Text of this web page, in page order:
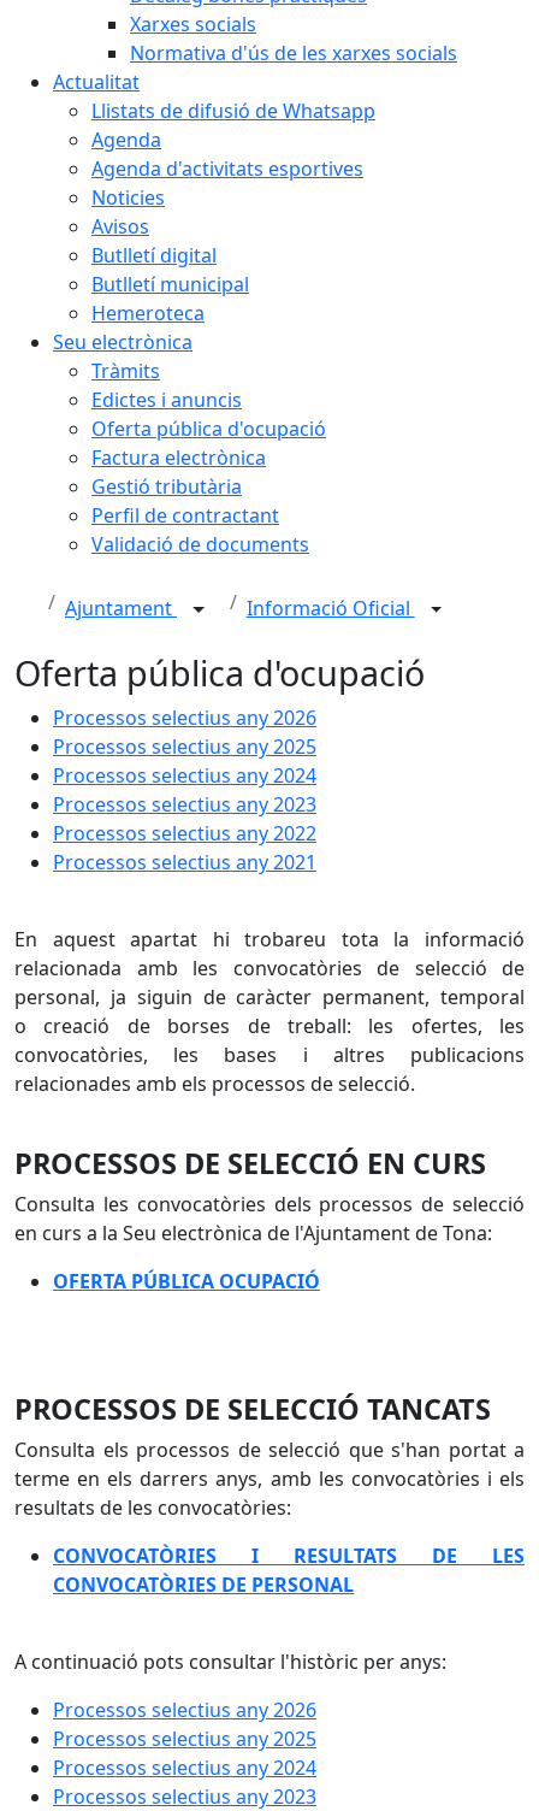
Xarxes socials
Normativa d'ús de les xarxes socials
Actualitat
Llistats de difusió de Whatsapp
Agenda
Agenda d'activitats esportives
Noticies
Avisos
Butlletí digital
Butlletí municipal
Hemeroteca
Seu electrònica
Tràmits
Edictes i anuncis
Oferta pública d'ocupació
Factura electrònica
Gestió tributària
Perfil de contractant
Validació de documents
Ajuntament Informació Oficial
Oferta pública d'ocupació
Processos selectius any 2026
Processos selectius any 2025
Processos selectius any 2024
Processos selectius any 2023
Processos selectius any 2022
Processos selectius any 2021
En aquest apartat hi trobareu tota la informació
relacionada amb les convocatòries de selecció de
personal, ja siguin de caràcter permanent, temporal
o creació de borses de treball: les ofertes, les
convocatòries, les bases i altres publicacions
relacionades amb els processos de selecció.
PROCESSOS DE SELECCIÓ EN CURS
Consulta les convocatòries dels processos de selecció
en curs a la Seu electrònica de l'Ajuntament de Tona:
OFERTA PÚBLICA OCUPACIÓ
PROCESSOS DE SELECCIÓ TANCATS
Consulta els processos de selecció que s'han portat a
terme en els darrers anys, amb les convocatòries i els
resultats de les convocatòries:
CONVOCATÒRIES I RESULTATS DE LES
CONVOCATÒRIES DE PERSONAL
A continuació pots consultar l'històric per anys:
Processos selectius any 2026
Processos selectius any 2025
Processos selectius any 2024
Processos selectius any 2023